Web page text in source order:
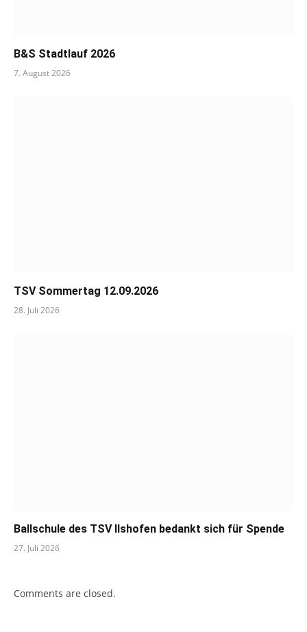
B&S Stadtlauf 2026
7. August 2026
TSV Sommertag 12.09.2026
28. Juli 2026
Ballschule des TSV Ilshofen bedankt sich für Spende
27. Juli 2026
Comments are closed.